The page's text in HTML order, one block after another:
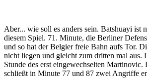
Aber... wie soll es anders sein. Batshuayi ist
diesem Spiel. 71. Minute, die Berliner
und so hat der Belgier freie Bahn aufs Tor.
nicht liegen und gleicht zum dritten mal aus.
Stunde des erst eingewechselten Martinovic.
schließt in Minute 77 und 87 zwei Angriffe